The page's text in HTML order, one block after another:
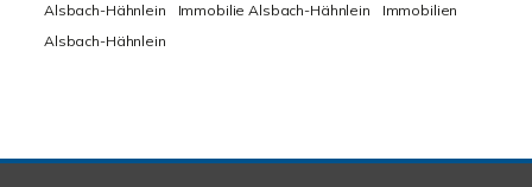
Alsbach-Hähnlein
Immobilie Alsbach-Hähnlein
Immobilien
Alsbach-Hähnlein